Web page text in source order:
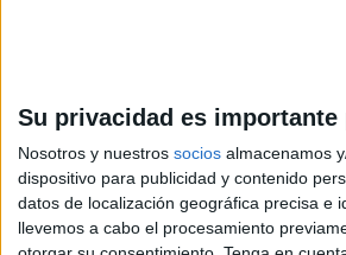
Su privacidad es
Nosotros y nuestros socios almacenamos
dispositivo para publicidad y contenido
datos de localización geográfica precisa e
llevemos a cabo el procesamiento